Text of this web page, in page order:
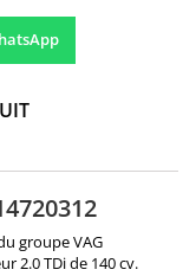
groupe VAG
2.0 TDi de 140 cv.